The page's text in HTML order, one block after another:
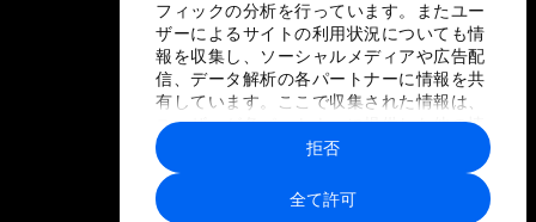
フィックの分析を行っています。またユー
ザーによるサイトの利用状況についても情
報を収集し、ソーシャルメディアや広告配
信、データ解析の各パートナーに情報を共
有しています。ここで収集された情報は、
ユーザーが各パートナーに提供した他の情
報や各パートナーのサービスを使用した際
に収集された情報と組み合わされ、各パー
トナーによって使用されることがありま
す。
全て許可
拒否